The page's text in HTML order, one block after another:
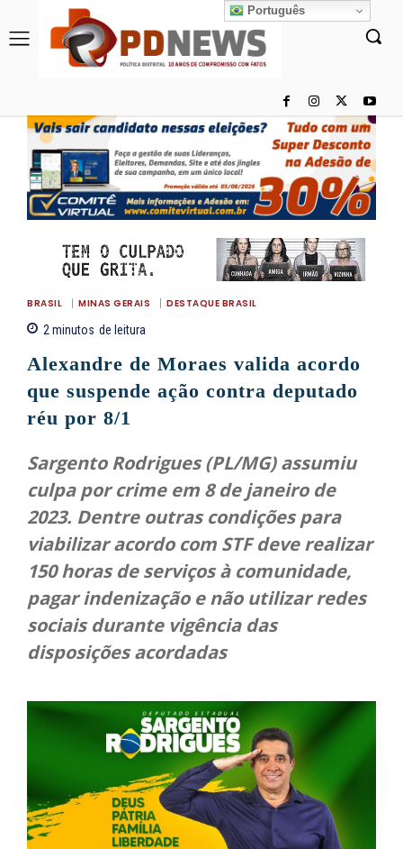
BRASIL MINAS GERAIS DESTAQUE BRASIL
2minutos de leitura
Alexandre de Moraes valida acordo
que suspende ação contra deputado
réu por 8/1
Sargento Rodrigues (PL/MG) assumiu
culpa por crime em 8 de janeiro de
2023. Dentre outras condições para
viabilizar acordo com STF deve realizar
150 horas de serviços à comunidade,
pagar indenização e não utilizar redes
sociais durante vigência das
disposições acordadas
Português